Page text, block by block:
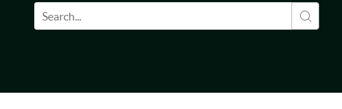
Search form